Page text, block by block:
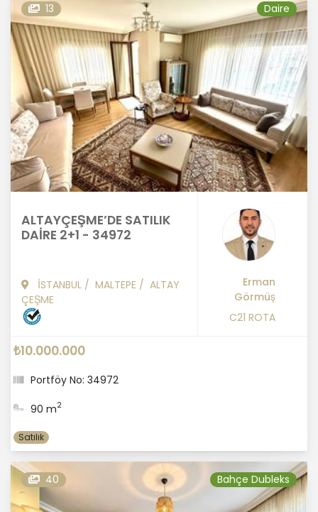
13 Daire
ALTAYÇEŞME’DE SATILIK
DAİRE 2+1 - 34972
İSTANBUL / MALTEPE / ALTAY
ÇEŞME
Erman
Görmüş
C21 ROTA
₺10.000.000
Portföy No: 34972
90 m2
Satılık
40 Bahçe Dubleks